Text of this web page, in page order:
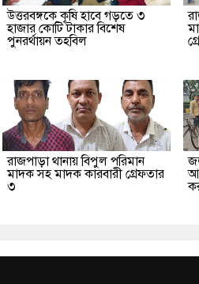
উত্তরবঙ্গকে কৃষি হাবে গড়তে ৩
হাজার কোটি টাকার বিশেষ
পুনরর্থায়ন তহবিল
রাজপাড়া থানায় বিপুল পরিমান
মাদক সহ মাদক কারবারী গ্রেফতার
৩